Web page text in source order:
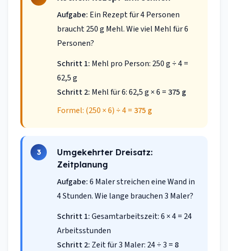
Aufgabe: Ein Rezept für 4 Personen
braucht 250 g Mehl. Wie viel Mehl für 6
Personen?
Schritt 1: Mehl pro Person: 250 g ÷ 4 =
62,5 g
Schritt 2: Mehl für 6: 62,5 g × 6 = 375 g
Formel: (250 × 6) ÷ 4 = 375 g
3
Umgekehrter Dreisatz:
Zeitplanung
Aufgabe:6 Maler streichen eine Wand in
4 Stunden. Wie lange brauchen 3 Maler?
Schritt 1:Gesamtarbeitszeit: 6 × 4 = 24
Arbeitsstunden
Schritt 2: Zeit für 3 Maler: 24 ÷ 3 = 8